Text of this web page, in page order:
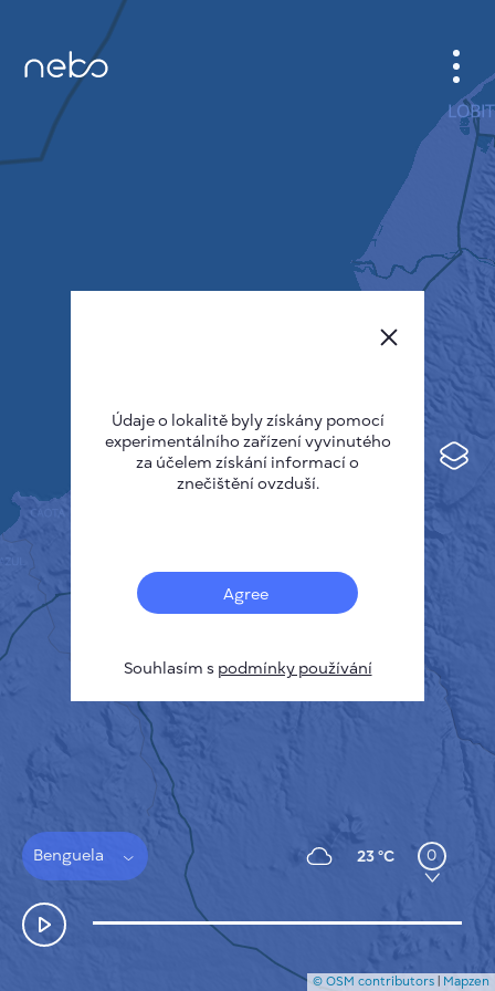
Mapa znečištění
Tepelné skvrny
Vítr
Benguela 23 °C 0
Deutsch
Español
JAK TO FUNGUJE
ZÁSADY OCHRANY SOUKROMÍ
PODMÍNKY A PRAVIDLA
PRŮVODCE INSTALACÍ
API
FAQ
KONTAKTUJTE NÁS
© OSM contributors | Mapzen
Údaje o lokalitě byly získány pomocí
experimentálního zařízení vyvinutého
za účelem získání informací o
znečištění ovzduší.
Agree
Souhlasím s podmínky používání